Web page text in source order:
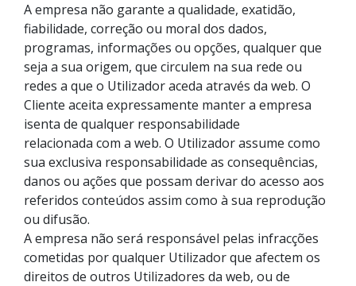
A empresa não garante a qualidade, exatidão,
fiabilidade, correção ou moral dos dados,
programas, informações ou opções, qualquer que
seja a sua origem, que circulem na sua rede ou
redes a que o Utilizador aceda através da web. O
Cliente aceita expressamente manter a empresa
isenta de qualquer responsabilidade
relacionada com a web. O Utilizador assume como
sua exclusiva responsabilidade as consequências,
danos ou ações que possam derivar do acesso aos
referidos conteúdos assim como à sua reprodução
ou difusão.
A empresa não será responsável pelas infracções
cometidas por qualquer Utilizador que afectem os
direitos de outros Utilizadores da web, ou de